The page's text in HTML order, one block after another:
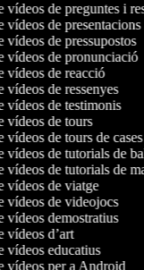
vídeos de preguntes i
vídeos de presentacions
vídeos de pressupostos
vídeos de pronunciació
vídeos de reacció
vídeos de ressenyes
vídeos de testimonis
vídeos de tours
vídeos de tours de cases
vídeos de tutorials de
vídeos de tutorials de
vídeos de viatge
vídeos de videojocs
vídeos demostratius
vídeos d’art
vídeos educatius
vídeos per a Android